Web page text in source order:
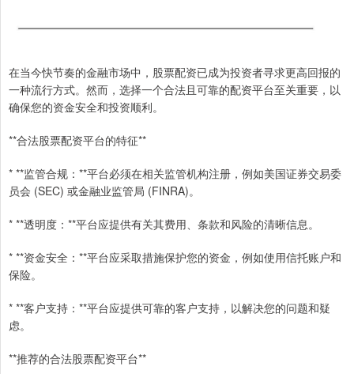
在当今快节奏的金融市场中，股票配资已成为投资者寻求更高回报的
一种流行方式。然而，选择一个合法且可靠的配资平台至关重要，以
确保您的资金安全和投资顺利。
**合法股票配资平台的特征**
* **监管合规：**平台必须在相关监管机构注册，例如美国证券交易委
员会 (SEC) 或金融业监管局 (FINRA)。
* **透明度：**平台应提供有关其费用、条款和风险的清晰信息。
* **资金安全：**平台应采取措施保护您的资金，例如使用信托账户和
保险。
* **客户支持：**平台应提供可靠的客户支持，以解决您的问题和疑
虑。
**推荐的合法股票配资平台**